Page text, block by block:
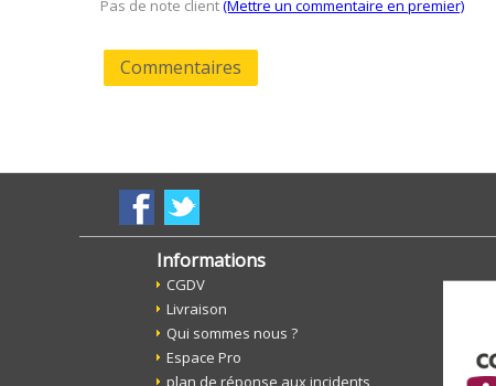
Pas de note client(Mettre un commentaire en premier)
Commentaires
Informations
CGDV
Livraison
Qui sommes nous ?
Espace Pro
plan de réponse aux incidents